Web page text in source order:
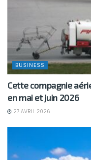
BUSINESS
Cette compagnie
en mai et juin 2026
27 AVRIL 2026